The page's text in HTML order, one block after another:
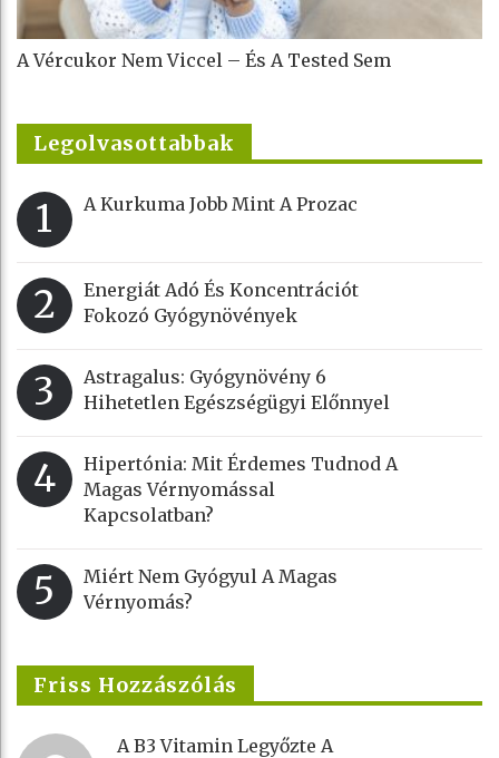
A Vércukor Nem Viccel – És A Tested Sem
Legolvasottabbak
1 A Kurkuma Jobb Mint A Prozac
2
Energiát Adó És Koncentrációt
Fokozó Gyógynövények
3
Astragalus: Gyógynövény 6
Hihetetlen Egészségügyi Előnnyel
4
Hipertónia: Mit Érdemes Tudnod A
Magas Vérnyomással
Kapcsolatban?
5
Miért Nem Gyógyul A Magas
Vérnyomás?
Friss Hozzászólás
A B3 Vitamin Legyőzte A